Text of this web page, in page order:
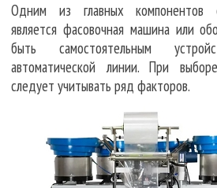
Одним из главных компонентов
является фасовочная машина или
быть самостоятельным
автоматической линии. При
следует учитывать ряд факторов.